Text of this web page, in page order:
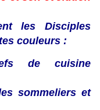
les Disciples
couleurs :
de cuisine
sommeliers et